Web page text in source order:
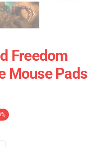
Freedom
Mouse Pads